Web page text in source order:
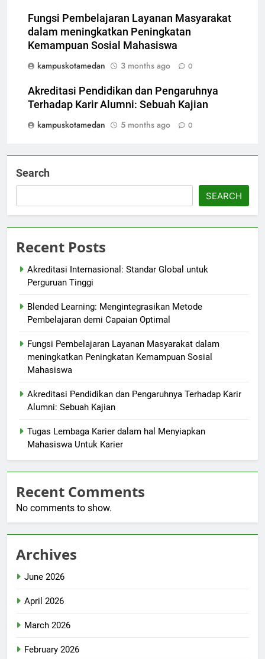
Fungsi Pembelajaran Layanan Masyarakat
dalam meningkatkan Peningkatan
Kemampuan Sosial Mahasiswa
kampuskotamedan
3 months ago 0
Akreditasi Pendidikan dan Pengaruhnya
Terhadap Karir Alumni: Sebuah Kajian
kampuskotamedan
5 months ago 0
Search
SEARCH
Recent Posts
Akreditasi Internasional: Standar Global untuk
Perguruan Tinggi
Blended Learning: Mengintegrasikan Metode
Pembelajaran demi Capaian Optimal
Fungsi Pembelajaran Layanan Masyarakat dalam
meningkatkan Peningkatan Kemampuan Sosial
Mahasiswa
Akreditasi Pendidikan dan Pengaruhnya Terhadap Karir
Alumni: Sebuah Kajian
Tugas Lembaga Karier dalam hal Menyiapkan
Mahasiswa Untuk Karier
Recent Comments
No comments to show.
Archives
June 2026
April 2026
March 2026
February 2026